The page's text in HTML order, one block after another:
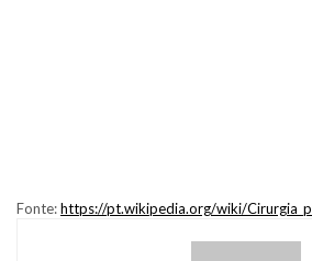
Fonte:https://pt.wikipedia.org/wiki/